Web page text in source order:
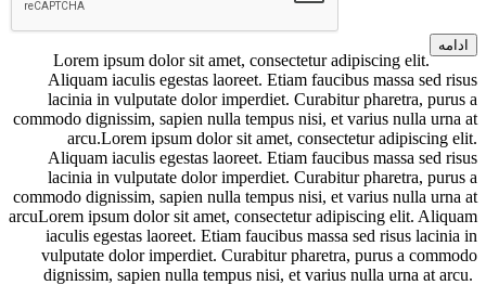
ادامه
Lorem ipsum dolor sit amet, consectetur adipiscing elit.
Aliquam iaculis egestas laoreet. Etiam faucibus massa sed risus
lacinia in vulputate dolor imperdiet. Curabitur pharetra, purus a
commodo dignissim, sapien nulla tempus nisi, et varius nulla urna at
arcu.Lorem ipsum dolor sit amet, consectetur adipiscing elit.
Aliquam iaculis egestas laoreet. Etiam faucibus massa sed risus
lacinia in vulputate dolor imperdiet. Curabitur pharetra, purus a
commodo dignissim, sapien nulla tempus nisi, et varius nulla urna at
arcuLorem ipsum dolor sit amet, consectetur adipiscing elit. Aliquam
iaculis egestas laoreet. Etiam faucibus massa sed risus lacinia in
vulputate dolor imperdiet. Curabitur pharetra, purus a commodo
dignissim, sapien nulla tempus nisi, et varius nulla urna at arcu.